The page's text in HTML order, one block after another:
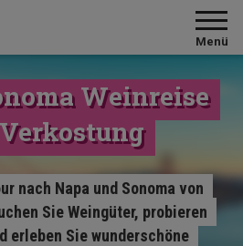
Menü
Weinreise
nach Napa und Sonoma von
Sie Weingüter, probieren
erleben Sie wunderschöne